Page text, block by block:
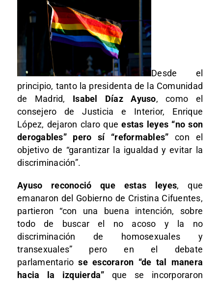
Desde el
principio, tanto la presidenta de la Comunidad
de Madrid, Isabel Díaz Ayuso, como el
consejero de Justicia e Interior, Enrique
López, dejaron claro queestas leyes “no son
derogables” pero sí “reformables” con el
objetivo de “garantizar la igualdad y evitar la
discriminación”.
Ayuso reconoció que estas leyes, que
emanaron del Gobierno de Cristina Cifuentes,
partieron “con una buena intención, sobre
todo de buscar el no acoso y la no
discriminación de homosexuales y
transexuales” pero en el debate
parlamentario se escoraron “de tal manera
hacia la izquierda” que se incorporaron